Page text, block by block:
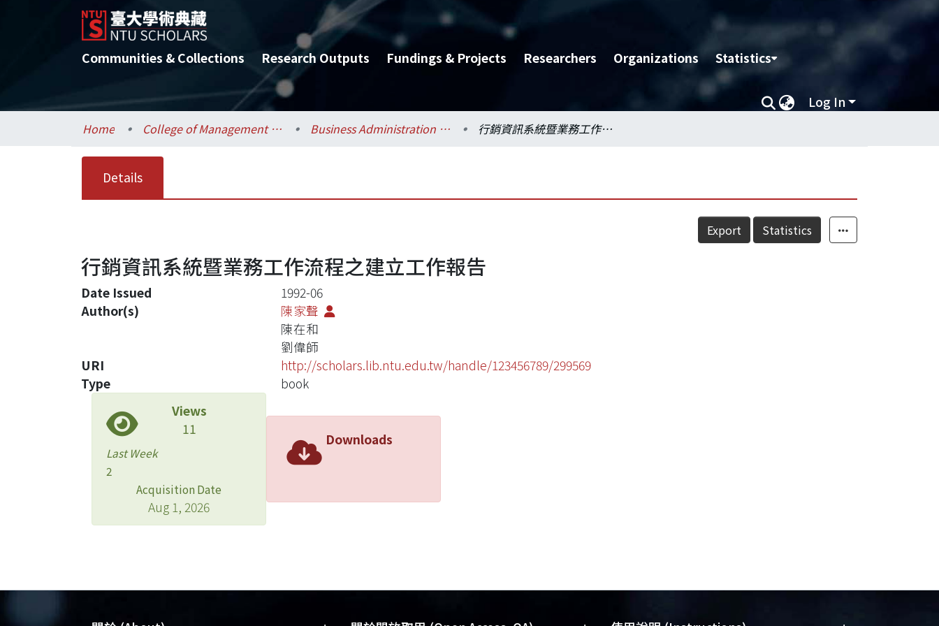
Communities & Collections Research Outputs Fundings & Projects Researchers Organizations Statistics
Log In
Home College of Management / 管理學院 Business Administration / 工商管理學系暨商學研究所 行銷資訊系統暨業務工作流程之建立工作報告
Details
Export Statistics
行銷資訊系統暨業務工作流程之建立工作報告
Date Issued
1992-06
Author(s)
陳家聲
陳在和
劉偉師
URI
http://scholars.lib.ntu.edu.tw/handle/123456789/299569
Type
book
Views
11
Last Week
2
Acquisition Date
Aug 1, 2026
Downloads